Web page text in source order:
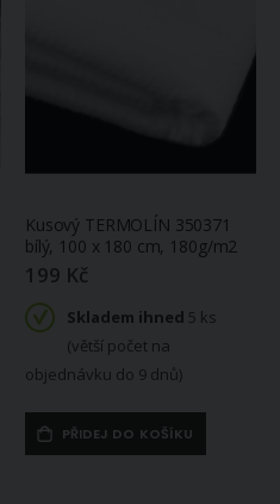
Kusový TERMOLÍN 350371
bílý, 100 x 180 cm, 180g/m2
199 Kč
Skladem ihned 5 ks
(větší počet na
objednávku do 9 dnů)
PŘIDEJ DO KOŠÍKU